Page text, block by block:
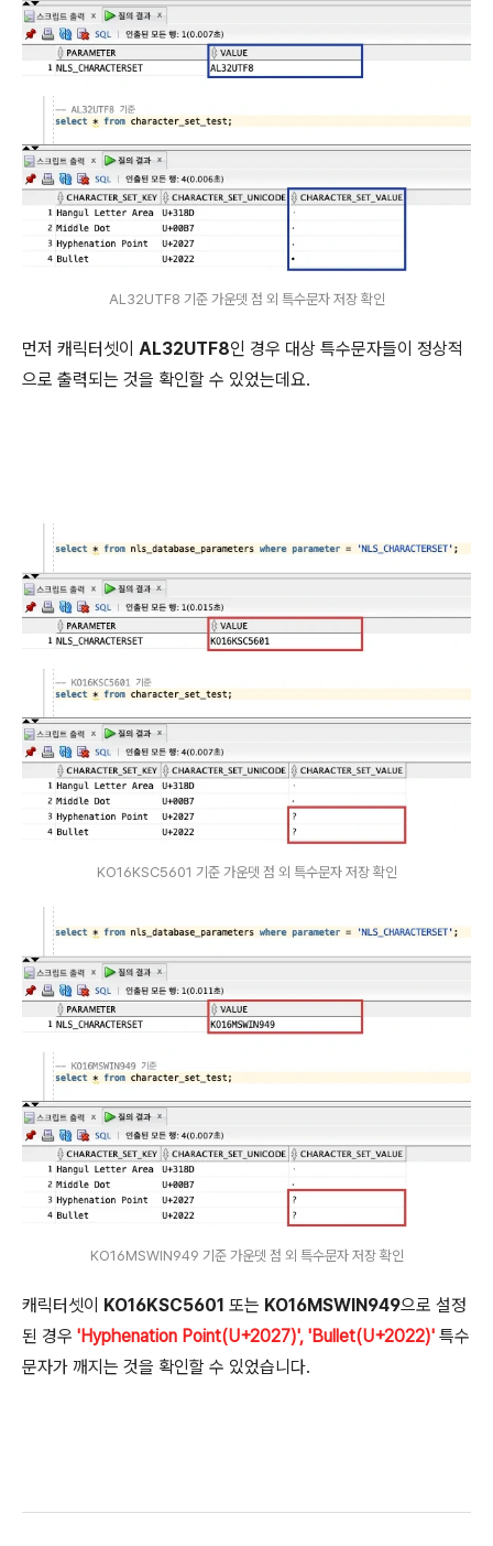
AL32UTF8 기준 가운뎃 점 외 특수문자 저장 확인
먼저 캐릭터셋이 AL32UTF8인 경우 대상 특수문자들이 정상적
으로 출력되는 것을 확인할 수 있었는데요.
KO16KSC5601 기준 가운뎃 점 외 특수문자 저장 확인
KO16MSWIN949 기준 가운뎃 점 외 특수문자 저장 확인
캐릭터셋이 KO16KSC5601 또는 KO16MSWIN949으로 설정
된 경우 'Hyphenation Point(U+2027)', 'Bullet(U+2022)' 특수
문자가 깨지는 것을 확인할 수 있었습니다.